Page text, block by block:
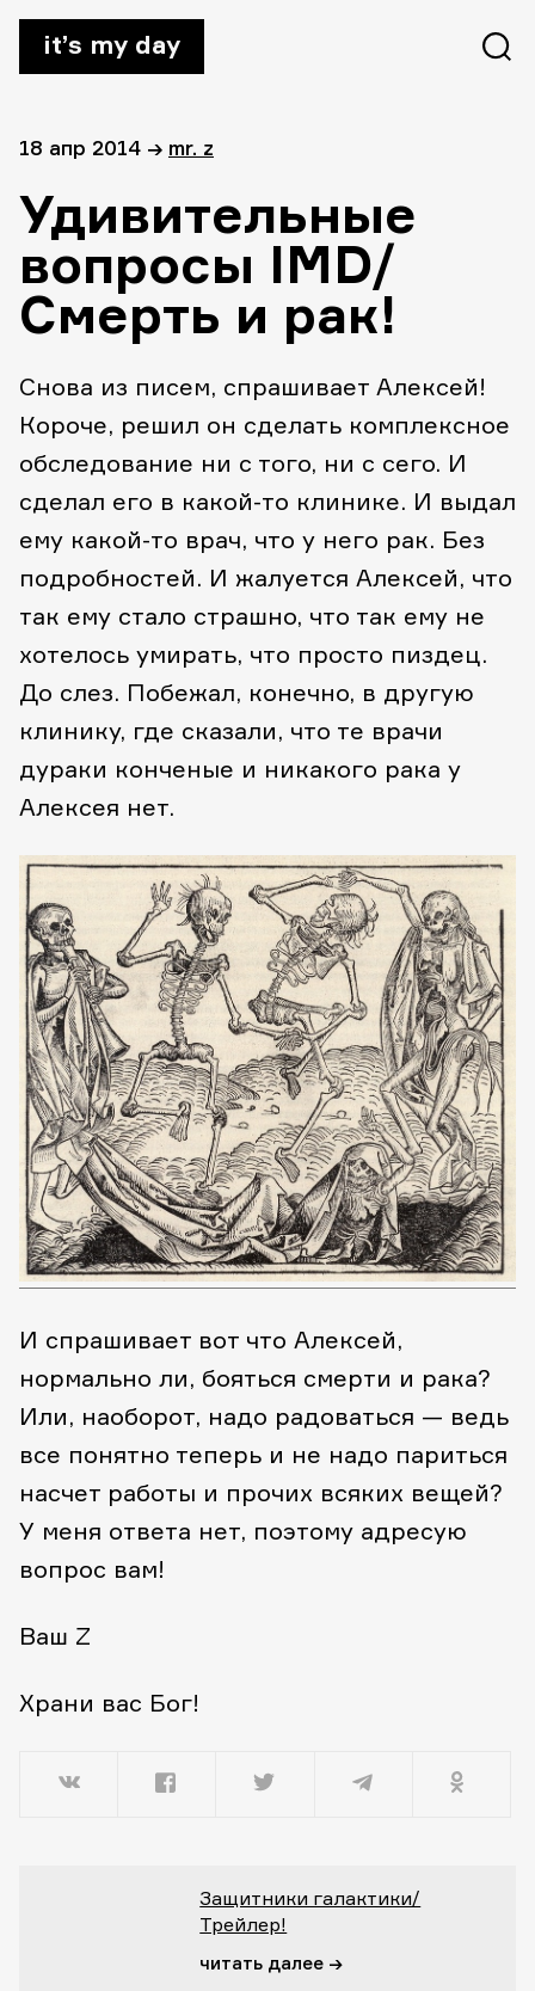
it’s my day
18 апр 2014 → mr. z
Удивительные
вопросы IMD/
Смерть и рак!
Снова из писем, спрашивает Алексей!
Короче, решил он сделать комплексное
обследование ни с того, ни с сего. И
сделал его в какой-то клинике. И выдал
ему какой-то врач, что у него рак. Без
подробностей. И жалуется Алексей, что
так ему стало страшно, что так ему не
хотелось умирать, что просто пиздец.
До слез. Побежал, конечно, в другую
клинику, где сказали, что те врачи
дураки конченые и никакого рака у
Алексея нет.
И спрашивает вот что Алексей,
нормально ли, бояться смерти и рака?
Или, наоборот, надо радоваться — ведь
все понятно теперь и не надо париться
насчет работы и прочих всяких вещей?
У меня ответа нет, поэтому адресую
вопрос вам!
Ваш Z
Храни вас Бог!
Защитники галактики/
Трейлер!
читать далее →